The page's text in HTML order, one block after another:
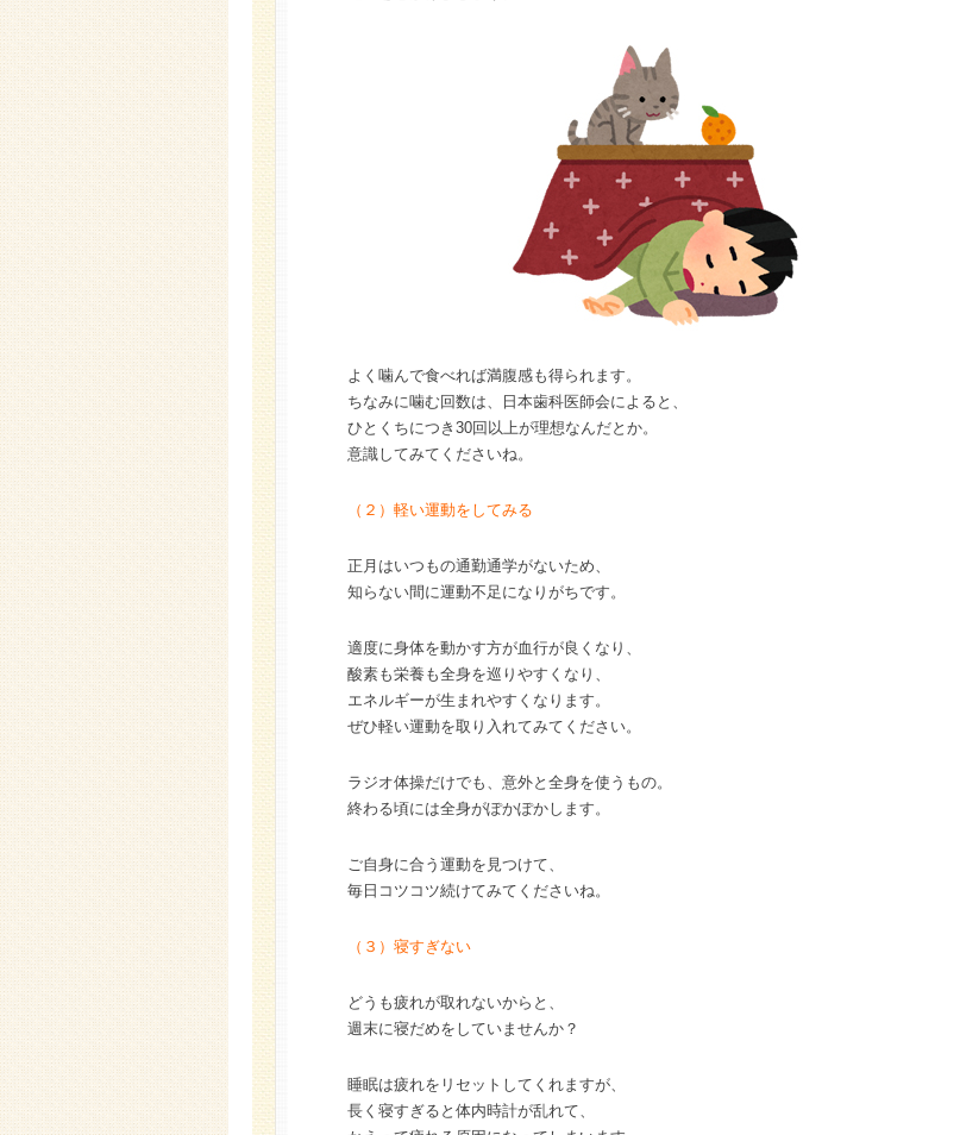
よく噛んで食べれば満腹感も得られます。
ちなみに噛む回数は、日本歯科医師会によると、
ひとくちにつき30回以上が理想なんだとか。
意識してみてくださいね。
（２）軽い運動をしてみる
正月はいつもの通勤通学がないため、
知らない間に運動不足になりがちです。
適度に身体を動かす方が血行が良くなり、
酸素も栄養も全身を巡りやすくなり、
エネルギーが生まれやすくなります。
ぜひ軽い運動を取り入れてみてください。
ラジオ体操だけでも、意外と全身を使うもの。
終わる頃には全身がぽかぽかします。
ご自身に合う運動を見つけて、
毎日コツコツ続けてみてくださいね。
（３）寝すぎない
どうも疲れが取れないからと、
週末に寝だめをしていませんか？
睡眠は疲れをリセットしてくれますが、
長く寝すぎると体内時計が乱れて、